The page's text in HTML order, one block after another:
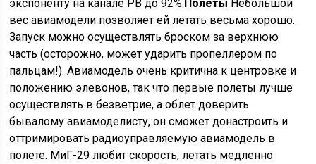
экспоненту на канале РВ до 92%.Полеты Небольшой
вес авиамодели позволяет ей летать весьма хорошо.
Запуск можно осуществлять броском за верхнюю
часть (осторожно, может ударить пропеллером по
пальцам!). Авиамодель очень критична к центровке и
положению элевонов, так что первые полеты лучше
осуществлять в безветрие, а облет доверить
бывалому авиамоделисту, он сможет донастроить и
оттримировать радиоуправляемую авиамодель в
полете. МиГ-29 любит скорость, летать медленно